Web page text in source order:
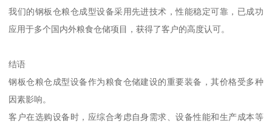
我们的钢板仓粮仓成型设备采用先进技术，性能稳定可靠，已成功
应用于多个国内外粮食仓储项目，获得了客户的高度认可。
结语
钢板仓粮仓成型设备作为粮食仓储建设的重要装备，其价格受多种
因素影响。
客户在选购设备时，应综合考虑自身需求、设备性能和生产成本等